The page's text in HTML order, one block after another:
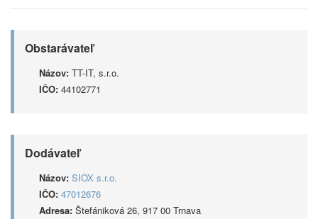
Obstarávateľ
Názov: TT-IT, s.r.o.
IČO: 44102771
Dodávateľ
Názov: SIOX s.r.o.
IČO: 47012676
Adresa: Štefániková 26, 917 00 Trnava